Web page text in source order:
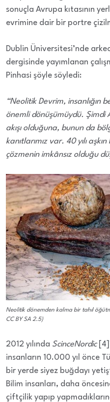
sonuçla Avrupa kıtasının
evrimine dair bir portre
Dublin Üniversitesi’nde
dergisinde yayımlanan
Pinhasi şöyle söyledi:
“Neolitik Devrim, insanlığın
önemli dönüşümüydü. Şimdi
akışı olduğuna, bunun da
kanıtlarımız var. 40 yılı
çözmenin imkânsız olduğu
Neolitik dönemden kalma bir tahıl
CC BY SA 2.5)
2012 yılında ScinceNordic
insanların 10.000 yıl önce
bir yerde siyez buğdayı
Bilim insanları, daha
çiftçilik yapıp